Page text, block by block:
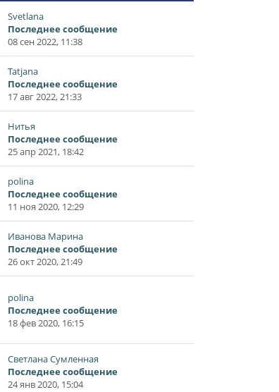
Svetlana
Последнее сообщение
08 сен 2022, 11:38
Tatjana
Последнее сообщение
17 авг 2022, 21:33
Нитья
Последнее сообщение
25 апр 2021, 18:42
polina
Последнее сообщение
11 ноя 2020, 12:29
Иванова Марина
Последнее сообщение
26 окт 2020, 21:49
polina
Последнее сообщение
18 фев 2020, 16:15
Светлана Сумленная
Последнее сообщение
24 янв 2020, 15:04